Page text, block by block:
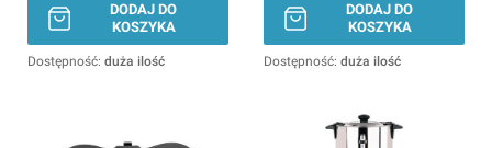
DODAJ DO
KOSZYKA
Dostępność: duża ilość
DODAJ DO
KOSZYKA
Dostępność: duża ilość